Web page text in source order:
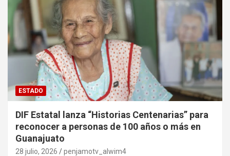
ESTADO
DIF Estatal lanza “Historias Centenarias” para
reconocer a personas de 100 años o más en
Guanajuato
28 julio, 2026 penjamotv_alwim4